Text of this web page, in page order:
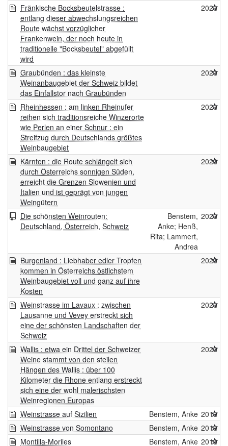
Fränkische Bocksbeutelstrasse :
entlang dieser abwechslungsreichen
Route wächst vorzüglicher
Frankenwein, der noch heute in
traditionelle "Bocksbeutel" abgefüllt
wird
2020
Graubünden : das kleinste
Weinanbaugebiet der Schweiz bildet
das Einfallstor nach Graubünden
2020
Rheinhessen : am linken Rheinufer
reihen sich traditionsreiche Winzerorte
wie Perlen an einer Schnur : ein
Streifzug durch Deutschlands größtes
Weinbaugebiet
2020
Kärnten : die Route schlängelt sich
durch Österreichs sonnigen Süden,
erreicht die Grenzen Slowenien und
Italien und ist geprägt von jungen
Weingütern
2020
Die schönsten Weinrouten:
Deutschland, Österreich, Schweiz
Benstem,
Anke; Henß,
Rita; Lammert,
Andrea
2020
Burgenland : Liebhaber edler Tropfen
kommen in Österreichs östlichstem
Weinbaugebiet voll und ganz auf ihre
Kosten
2020
Weinstrasse im Lavaux : zwischen
Lausanne und Vevey erstreckt sich
eine der schönsten Landschaften der
Schweiz
2020
Wallis : etwa ein Drittel der Schweizer
Weine stammt von den steilen
Hängen des Wallis : über 100
Kilometer die Rhone entlang erstreckt
sich eine der wohl malerischsten
Weinregionen Europas
2020
Weinstrasse auf Sizilien Benstem, Anke 2019
Weinstrasse von Somontano
Benstem, Anke 2019
Montilla-Moriles
Benstem, Anke 2019